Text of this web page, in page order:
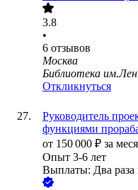
3.8
•
6 отзывов
Москва
Библиотека
Откликнуться
Руководитель
функциями
от 150 000 ₽ за
Опыт 3-6 лет
Выплаты: Два раза